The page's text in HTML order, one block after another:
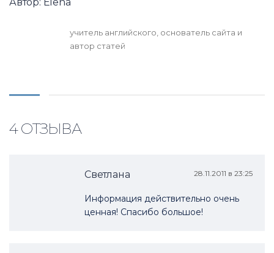
Автор: Elena
учитель английского, основатель сайта и
автор статей
4 ОТЗЫВА
Светлана 28.11.2011 в 23:25
Информация действительно очень
ценная! Спасибо большое!